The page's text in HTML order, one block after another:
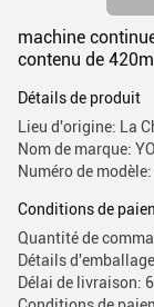
machine
contenu de 420m
Détails de produit
Lieu d'origine: La
Nom de marque:
Numéro de
Conditions de
Quantité de
Détails
Délai de livraison: